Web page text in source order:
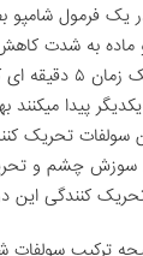
یک فرمول
ماده به شدت کاهش
در نتیجه
یکدیگر پیدا
سولفات تحریک
سوزش چشم و
کنندگی این